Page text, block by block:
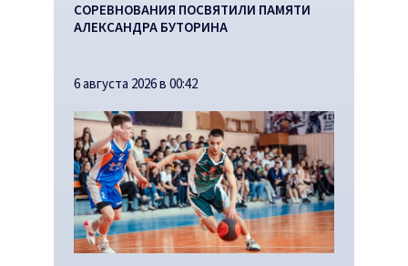
СОРЕВНОВАНИЯ ПОСВЯТИЛИ ПАМЯТИ
АЛЕКСАНДРА БУТОРИНА
6 августа 2026 в 00:42